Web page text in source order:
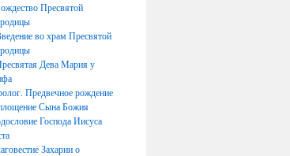
Пресвятой
во храм Пресвятой
Дева Мария у
Предвечное рождение
Сына Божия
Господа Иисуса
Захарии о